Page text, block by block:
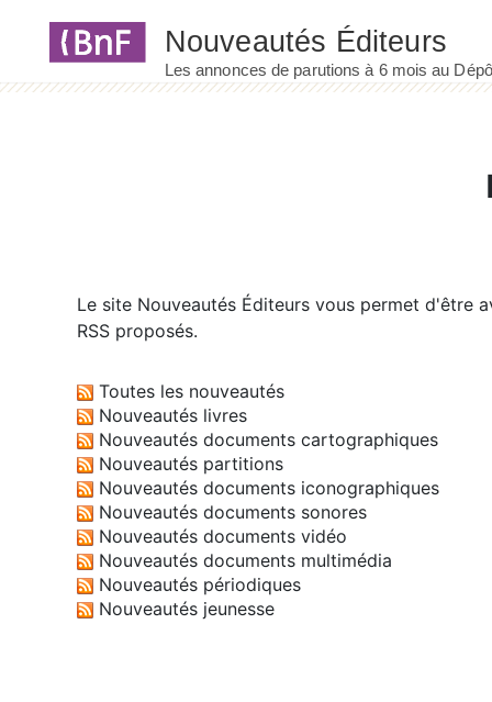
Le site Nouveautés Éditeurs vous permet d'être
RSS proposés.
Toutes les nouveautés
Nouveautés livres
Nouveautés documents cartographiques
Nouveautés partitions
Nouveautés documents iconographiques
Nouveautés documents sonores
Nouveautés documents vidéo
Nouveautés documents multimédia
Nouveautés périodiques
Nouveautés jeunesse